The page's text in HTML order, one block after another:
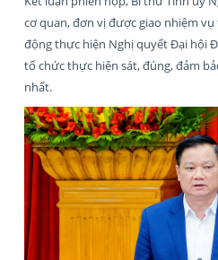
cơ quan, đơn vị được giao nhiệm
động thực hiện Nghị quyết Đại hội
tổ chức thực hiện sát, đúng, đảm
nhất.